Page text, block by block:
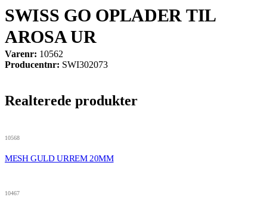
SWISS GO OPLADER TIL
AROSA UR
Varenr: 10562
Producentnr: SWI302073
Realterede produkter
10568
MESH GULD URREM 20MM
10467